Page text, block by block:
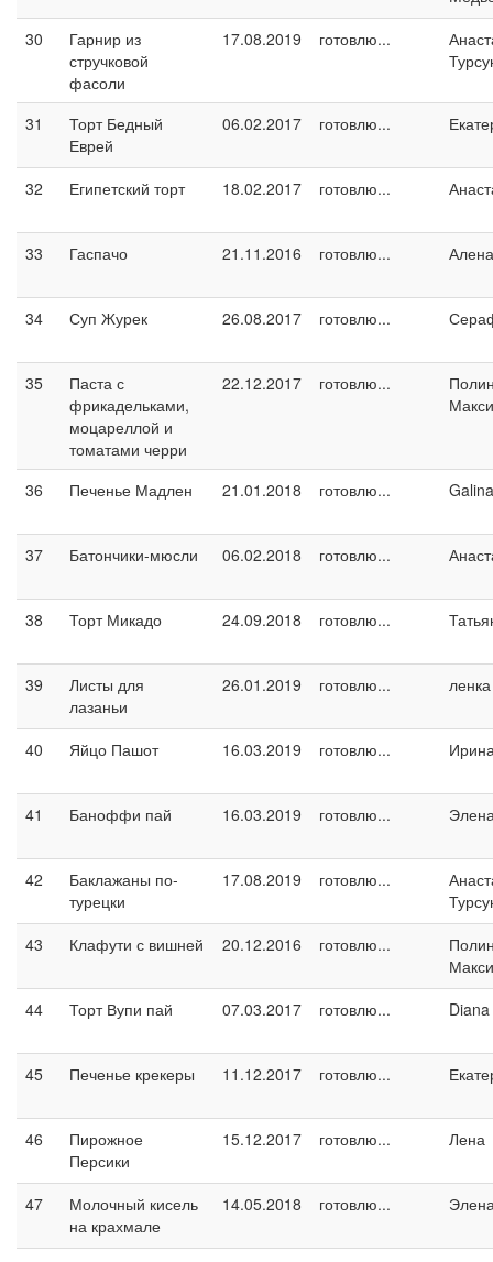
30
Гарнир из
стручковой
фасоли
17.08.2019 готовлю...
31
Торт Бедный
Еврей
06.02.2017 готовлю...
32 Египетский торт 18.02.2017 готовлю...
33 Гаспачо 21.11.2016 готовлю... Алена
34 Суп Журек 26.08.2017 готовлю...
35
Паста с
фрикадельками,
моцареллой и
томатами черри
22.12.2017 готовлю...
36 Печенье Мадлен 21.01.2018 готовлю...
37 Батончики-мюсли 06.02.2018 готовлю...
38 Торт Микадо 24.09.2018 готовлю...
39
Листы для
лазаньи
26.01.2019 готовлю...
40 Яйцо Пашот 16.03.2019 готовлю...
41 Баноффи пай 16.03.2019 готовлю...
42
Баклажаны по-
турецки
17.08.2019 готовлю...
43
Клафути с вишней 20.12.2016 готовлю...
44
Торт Вупи пай 07.03.2017 готовлю... Diana
45 Печенье крекеры 11.12.2017 готовлю...
46
Пирожное
Персики
15.12.2017 готовлю... Лена
47
Молочный кисель
на крахмале
14.05.2018 готовлю...